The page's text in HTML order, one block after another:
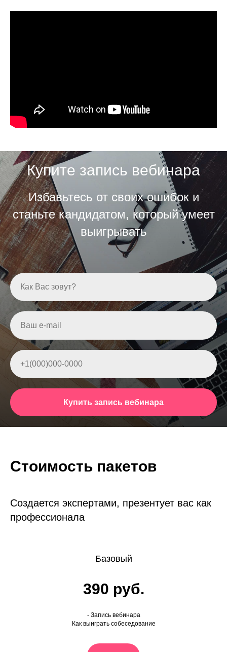
Купите запись вебинара
Избавьтесь от своих ошибок и
станьте кандидатом, который умеет
выигрывать
Как Вас зовут?
Ваш e-mail
+1(000)000-0000
Купить запись вебинара
Стоимость пакетов
Создается экспертами, презентует вас как
профессионала
Базовый
390 руб.
- Запись вебинара
Как выиграть собеседование